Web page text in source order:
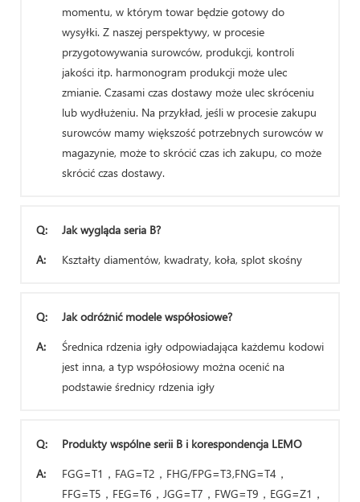
momentu, w którym towar będzie gotowy do
wysyłki. Z naszej perspektywy, w procesie
przygotowywania surowców, produkcji, kontroli
jakości itp. harmonogram produkcji może ulec
zmianie. Czasami czas dostawy może ulec skróceniu
lub wydłużeniu. Na przykład, jeśli w procesie zakupu
surowców mamy większość potrzebnych surowców w
magazynie, może to skrócić czas ich zakupu, co może
skrócić czas dostawy.
Q:
Jak wygląda seria B?
A:
Kształty diamentów, kwadraty, koła, splot skośny
Q:
Jak odróżnić modele współosiowe?
A:
Średnica rdzenia igły odpowiadająca każdemu kodowi
jest inna, a typ współosiowy można ocenić na
podstawie średnicy rdzenia igły
Q:
Produkty wspólne serii B i korespondencja LEMO
A:
FGG=T1，FAG=T2，FHG/FPG=T3,FNG=T4，
FFG=T5，FEG=T6，JGG=T7，FWG=T9，EGG=Z1，